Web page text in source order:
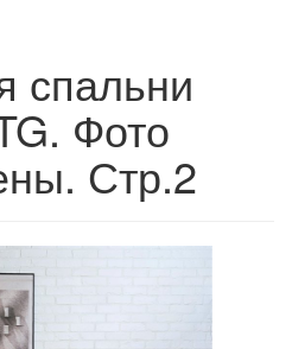
спальни
Фото
Стр.2